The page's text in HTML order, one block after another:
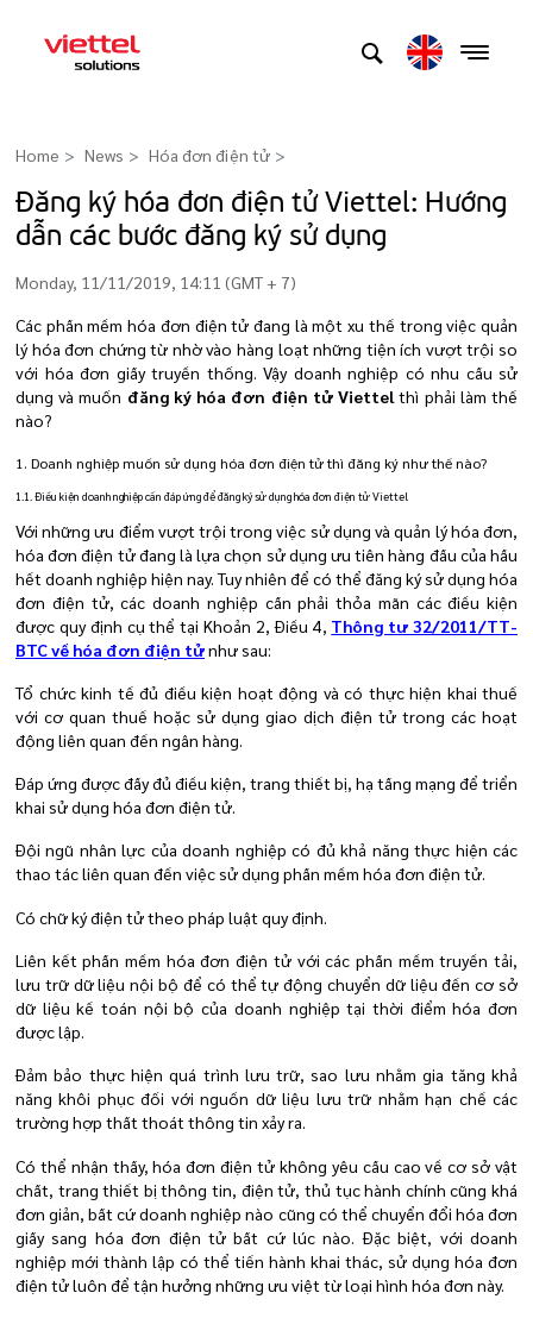
Home News Hóa đơn điện tử >
Đăng ký hóa đơn điện tử Viettel: Hướng
dẫn các bước đăng ký sử dụng
Monday, 11/11/2019, 14:11 (GMT + 7)
Các phần mềm hóa đơn điện tử đang là một xu thế trong việc quản
lý hóa đơn chứng từ nhờ vào hàng loạt những tiện ích vượt trội so
với hóa đơn giấy truyền thống. Vậy doanh nghiệp có nhu cầu sử
dụng và muốn đăng ký hóa đơn điện tử Viettelthì phải làm thế
nào?
1. Doanh nghiệp muốn sử dụng hóa đơn điện tử thì đăng ký như thế nào?
1.1. Điều kiện doanh nghiệp cần đáp ứng để đăng ký sử dụng hóa đơn điện tử Viettel
Với những ưu điểm vượt trội trong việc sử dụng và quản lý hóa đơn,
hóa đơn điện tử đang là lựa chọn sử dụng ưu tiên hàng đầu của hầu
hết doanh nghiệp hiện nay. Tuy nhiên để có thể đăng ký sử dụng hóa
đơn điện tử, các doanh nghiệp cần phải thỏa mãn các điều kiện
được quy định cụ thể tại Khoản 2, Điều 4, Thông tư 32/2011/TT-
BTC về hóa đơn điện tửnhư sau:
Tổ chức kinh tế đủ điều kiện hoạt động và có thực hiện khai thuế
với cơ quan thuế hoặc sử dụng giao dịch điện tử trong các hoạt
động liên quan đến ngân hàng.
Đáp ứng được đầy đủ điều kiện, trang thiết bị, hạ tầng mạng để triển
khai sử dụng hóa đơn điện tử.
Đội ngũ nhân lực của doanh nghiệp có đủ khả năng thực hiện các
thao tác liên quan đến việc sử dụng phần mềm hóa đơn điện tử.
Có chữ ký điện tử theo pháp luật quy định.
Liên kết phần mềm hóa đơn điện tử với các phần mềm truyền tải,
lưu trữ dữ liệu nội bộ để có thể tự động chuyển dữ liệu đến cơ sở
dữ liệu kế toán nội bộ của doanh nghiệp tại thời điểm hóa đơn
được lập.
Đảm bảo thực hiện quá trình lưu trữ, sao lưu nhằm gia tăng khả
năng khôi phục đối với nguồn dữ liệu lưu trữ nhằm hạn chế các
trường hợp thất thoát thông tin xảy ra.
Có thể nhận thấy, hóa đơn điện tử không yêu cầu cao về cơ sở vật
chất, trang thiết bị thông tin, điện tử, thủ tục hành chính cũng khá
đơn giản, bất cứ doanh nghiệp nào cũng có thể chuyển đổi hóa đơn
giấy sang hóa đơn điện tử bất cứ lúc nào. Đặc biệt, với doanh
nghiệp mới thành lập có thể tiến hành khai thác, sử dụng hóa đơn
điện tử luôn để tận hưởng những ưu việt từ loại hình hóa đơn này.